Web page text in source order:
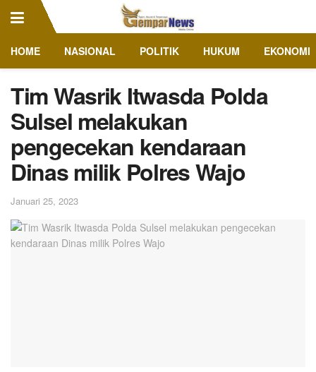
HOME NASIONAL POLITIK HUKUM EKONOMI
Tim Wasrik Itwasda Polda
Sulsel melakukan
pengecekan kendaraan
Dinas milik Polres Wajo
Januari 25, 2023